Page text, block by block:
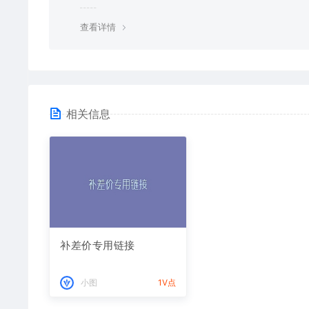
查看详情
相关信息
补差价专用链接
小图 1V点